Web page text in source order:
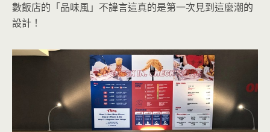
數飯店的「品味風」不諱言這真的是第一次見到這麼潮的
設計！